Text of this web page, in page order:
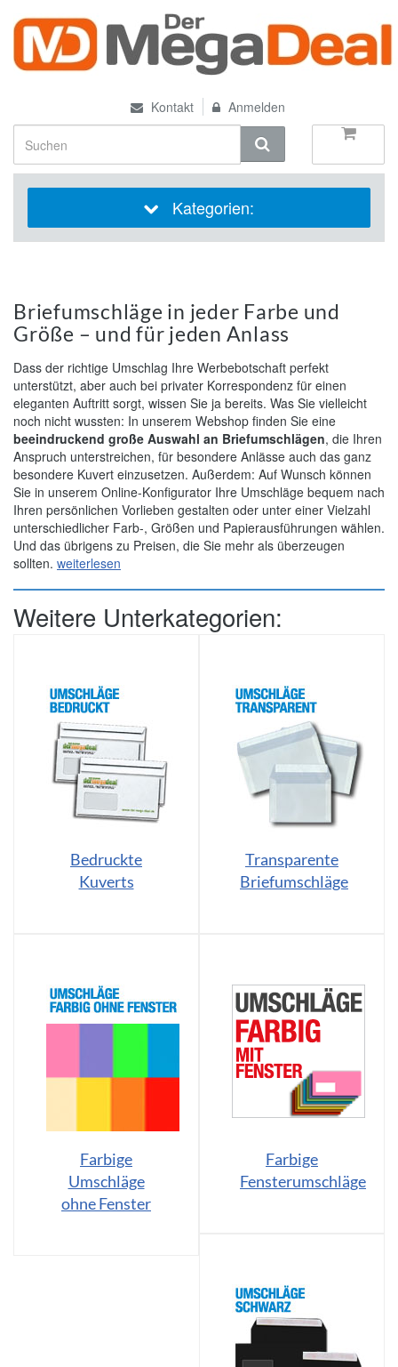
Kontakt Anmelden
Kategorien:
Briefumschläge in jeder Farbe und
Größe – und für jeden Anlass
Dass der richtige Umschlag Ihre Werbebotschaft perfekt
unterstützt, aber auch bei privater Korrespondenz für einen
eleganten Auftritt sorgt, wissen Sie ja bereits. Was Sie vielleicht
noch nicht wussten: In unserem Webshop finden Sie eine
beeindruckend große Auswahl an Briefumschlägen, die Ihren
Anspruch unterstreichen, für besondere Anlässe auch das ganz
besondere Kuvert einzusetzen. Außerdem: Auf Wunsch können
Sie in unserem Online-Konfigurator Ihre Umschläge bequem nach
Ihren persönlichen Vorlieben gestalten oder unter einer Vielzahl
unterschiedlicher Farb-, Größen und Papierausführungen wählen.
Und das übrigens zu Preisen, die Sie mehr als überzeugen
sollten. weiterlesen
Weitere Unterkategorien:
Bedruckte
Kuverts
Transparente
Briefumschläge
Farbige
Umschläge
ohne Fenster
Farbige
Fensterumschläge